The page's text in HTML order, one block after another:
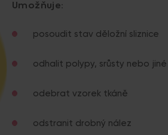
Umožňuje:
posoudit stav děložní sliznice
odhalit polypy, srůsty nebo jiné
odebrat vzorek tkáně
odstranit drobný nález